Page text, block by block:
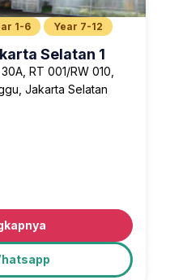
1-6 Year 7-12
Selatan 1
RT 001/RW 010,
Jakarta Selatan